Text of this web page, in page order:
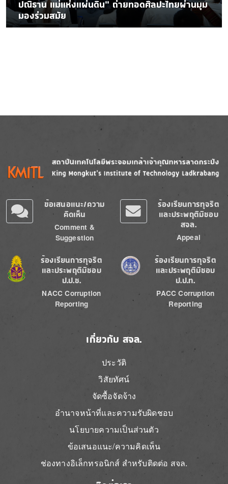
ปณิธาน แม่แห่งแผ่นดิน” ถ่ายทอดศิลปะไทยผ่านมุม
มองร่วมสมัย
Image
ข้อเสนอแนะ/ความ
คิดเห็น
Comment &
Suggestion
ร้องเรียนการทุจริต
และประพฤติมิชอบ
สจล.
Appeal
Image
ร้องเรียนการทุจริต
และประพฤติมิชอบ
ป.ป.ช.
NACC Corruption
Reporting
Image
ร้องเรียนการทุจริต
และประพฤติมิชอบ
ป.ป.ท.
PACC Corruption
Reporting
เกี่ยวกับ สจล.
ประวัติ
วิสัยทัศน์
จัดซื้อจัดจ้าง
อำนาจหน้าที่และความรับผิดชอบ
นโยบายความเป็นส่วนตัว
ข้อเสนอแนะ/ความคิดเห็น
ช่องทางอิเล็กทรอนิกส์ สำหรับติดต่อ สจล.